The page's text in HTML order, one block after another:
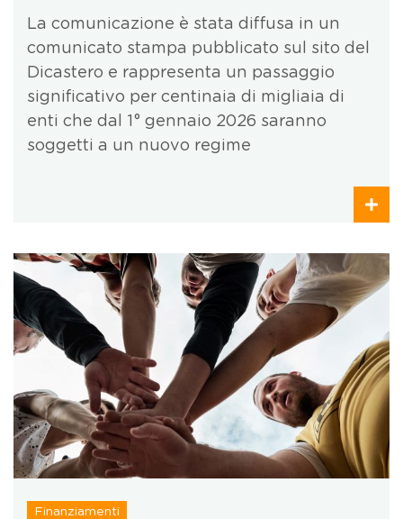
La comunicazione è stata diffusa in un
comunicato stampa pubblicato sul sito del
Dicastero e rappresenta un passaggio
significativo per centinaia di migliaia di
enti che dal 1° gennaio 2026 saranno
soggetti a un nuovo regime
Finanziamenti